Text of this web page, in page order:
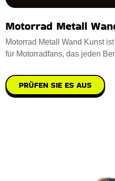
Motorrad Metall
Motorrad Metall Wand Kunst
für Motorradfans, das jeden
PRÜFEN SIE ES AUS